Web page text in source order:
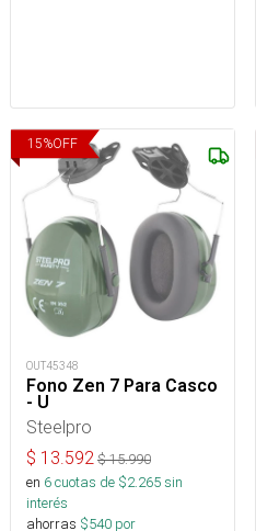
15%OFF
OUT45348
Fono Zen 7 Para Casco
- U
Steelpro
$ 13.592 $15.990
en 6cuotas de $2.265sin
interés
ahorras $540 por